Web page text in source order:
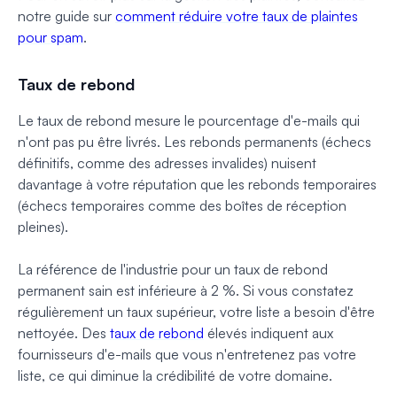
notre guide sur comment réduire votre taux de plaintes
pour spam.
Taux de rebond
Le taux de rebond mesure le pourcentage d'e-mails qui
n'ont pas pu être livrés. Les rebonds permanents (échecs
définitifs, comme des adresses invalides) nuisent
davantage à votre réputation que les rebonds temporaires
(échecs temporaires comme des boîtes de réception
pleines).
La référence de l'industrie pour un taux de rebond
permanent sain est inférieure à 2 %. Si vous constatez
régulièrement un taux supérieur, votre liste a besoin d'être
nettoyée. Des taux de rebond élevés indiquent aux
fournisseurs d'e-mails que vous n'entretenez pas votre
liste, ce qui diminue la crédibilité de votre domaine.